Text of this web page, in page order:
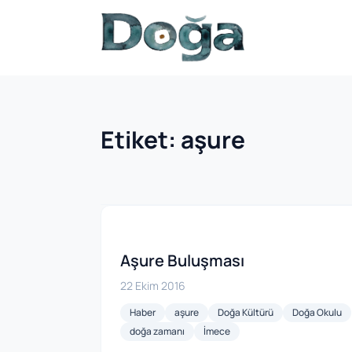
Etiket: aşure
Aşure Buluşması
22 Ekim 2016
Haber aşure Doğa Kültürü
Doğa Okulu
doğa zamanı
İmece